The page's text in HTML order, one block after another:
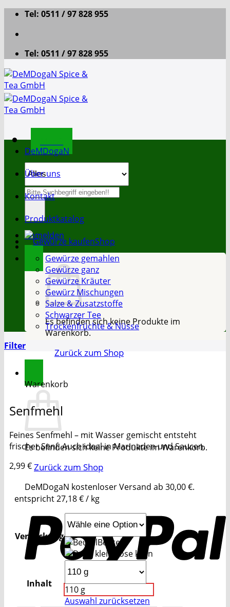
Zum
springen
Tel: 0511 / 97 828 955
Tel: 0511 / 97 828 955
Suche
nach:
Anmelden
Es befinden sich keine Produkte im
Warenkorb.
Zurück zum Shop
Warenkorb
Es befinden sich keine Produkte im Warenkorb.
Zurück zum Shop
DeMDogaN kostenloser Versand ab 30,00 €.
DeMDogaN
Über uns
Kontakt
Produktkatalog
Shop
Gewürze gemahlen
Gewürze ganz
Gewürze Kräuter
Gewürz Mischungen
Salze & Zusatzstoffe
Schwarzer Tee
Trockenfrüchte & Nüsse
Filter
Senfmehl
Feines Senfmehl – mit Wasser gemischt entsteht
frischer Senf. Auch ideal in Marinaden und Saucen.
2,99€
entspricht27,18€/ kg
Verpackung
Beutel
Dose klein
Inhalt
110 g
Auswahl zurücksetzen